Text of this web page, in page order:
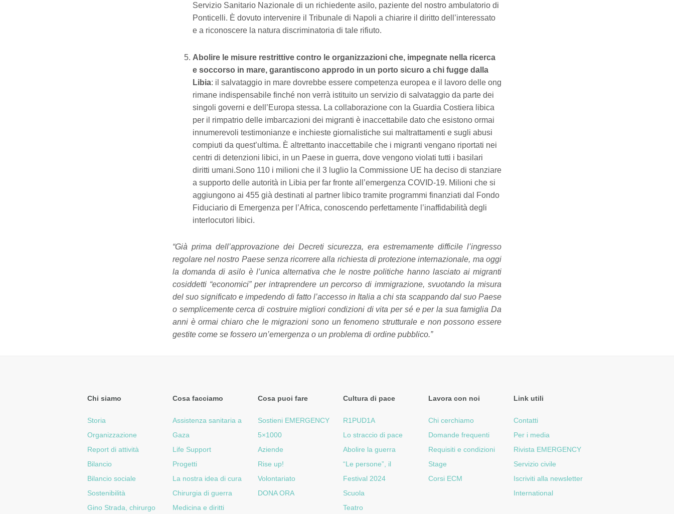
Servizio Sanitario Nazionale di un richiedente asilo, paziente del nostro ambulatorio di
Ponticelli. È dovuto intervenire il Tribunale di Napoli a chiarire il diritto dell’interessato
e a riconoscere la natura discriminatoria di tale rifiuto.
Abolire le misure restrittive contro le organizzazioni che, impegnate nella ricerca
e soccorso in mare, garantiscono approdo in un porto sicuro a chi fugge dalla
Libia: il salvataggio in mare dovrebbe essere competenza europea e il lavoro delle ong
rimane indispensabile finché non verrà istituito un servizio di salvataggio da parte dei
singoli governi e dell’Europa stessa. La collaborazione con la Guardia Costiera libica
per il rimpatrio delle imbarcazioni dei migranti è inaccettabile dato che esistono ormai
innumerevoli testimonianze e inchieste giornalistiche sui maltrattamenti e sugli abusi
compiuti da quest’ultima. È altrettanto inaccettabile che i migranti vengano riportati nei
centri di detenzioni libici, in un Paese in guerra, dove vengono violati tutti i basilari
diritti umani.Sono 110 i milioni che il 3 luglio la Commissione UE ha deciso di stanziare
a supporto delle autorità in Libia per far fronte all’emergenza COVID-19. Milioni che si
aggiungono ai 455 già destinati al partner libico tramite programmi finanziati dal Fondo
Fiduciario di Emergenza per l’Africa, conoscendo perfettamente l’inaffidabilità degli
interlocutori libici.
“Già prima dell’approvazione dei Decreti sicurezza, era estremamente difficile l’ingresso
regolare nel nostro Paese senza ricorrere alla richiesta di protezione internazionale, ma oggi
la domanda di asilo è l’unica alternativa che le nostre politiche hanno lasciato ai migranti
cosiddetti “economici” per intraprendere un percorso di immigrazione, svuotando la misura
del suo significato e impedendo di fatto l’accesso in Italia a chi sta scappando dal suo Paese
o semplicemente cerca di costruire migliori condizioni di vita per sé e per la sua famiglia Da
anni è ormai chiaro che le migrazioni sono un fenomeno strutturale e non possono essere
gestite come se fossero un’emergenza o un problema di ordine pubblico.”
Chi siamo
Storia
Organizzazione
Report di attività
Bilancio
Bilancio sociale
Sostenibilità
Gino Strada, chirurgo
Cosa facciamo
Assistenza sanitaria a
Gaza
Life Support
Progetti
La nostra idea di cura
Chirurgia di guerra
Medicina e diritti
Cosa puoi fare
Sostieni EMERGENCY
5×1000
Aziende
Rise up!
Volontariato
DONA ORA
Cultura di pace
R1PUD1A
Lo straccio di pace
Abolire la guerra
“Le persone”, il
Festival 2024
Scuola
Teatro
Lavora con noi
Chi cerchiamo
Domande frequenti
Requisiti e condizioni
Stage
Corsi ECM
Link utili
Contatti
Per i media
Rivista EMERGENCY
Servizio civile
Iscriviti alla newsletter
International